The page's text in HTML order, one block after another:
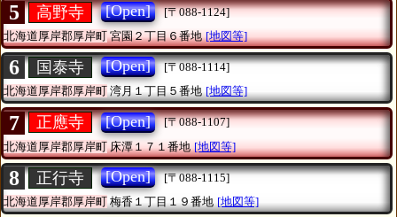
5 高野寺 [Open]
[〒088-1124]
北海道厚岸郡厚岸町宮園２丁目６番地 [地図等]
6 国泰寺 [Open]
[〒088-1114]
北海道厚岸郡厚岸町湾月１丁目５番地 [地図等]
7 正應寺 [Open]
[〒088-1107]
北海道厚岸郡厚岸町床潭１７１番地 [地図等]
8 正行寺 [Open]
[〒088-1115]
北海道厚岸郡厚岸町梅香１丁目１９番地 [地図等]